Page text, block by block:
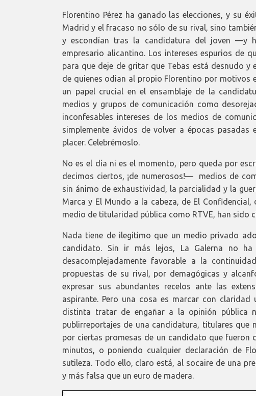
Florentino Pérez ha ganado las elecciones, y su
Madrid y el fracaso no sólo de su rival, sino
y escondían tras la candidatura del joven —y
empresario alicantino. Los intereses espurios de
para que deje de gritar que Tebas está desnudo
de quienes odian al propio Florentino por motivos
un papel crucial en el ensamblaje de la
medios y grupos de comunicación como
inconfesables intereses de los medios de
simplemente ávidos de volver a épocas
placer. Celebrémoslo.
No es el día ni es el momento, pero queda por
decimos ciertos, ¡de numerosos!— medios de
sin ánimo de exhaustividad, la parcialidad y la
Marca y El Mundo a la cabeza, de El Confidencial,
medio de titularidad pública como RTVE, han sido
Nada tiene de ilegítimo que un medio privado
candidato. Sin ir más lejos, La Galerna no
desacomplejadamente favorable a la
propuestas de su rival, por demagógicas y
expresar sus abundantes recelos ante las
aspirante. Pero una cosa es marcar con
distinta tratar de engañar a la opinión pública
publirreportajes de una candidatura, titulares
por ciertas promesas de un candidato que
minutos, o poniendo cualquier declaración de
sutileza. Todo ello, claro está, al socaire de una
y más falsa que un euro de madera.